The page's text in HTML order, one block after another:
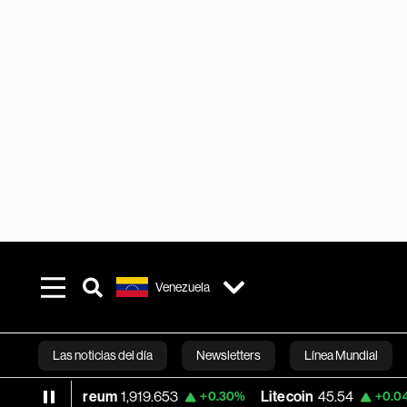
Venezuela
Las noticias del día Newsletters Línea Mundial
Bloomberg
1,919.653 +0.30% Litecoin 45.54 +0.04% Ethereum